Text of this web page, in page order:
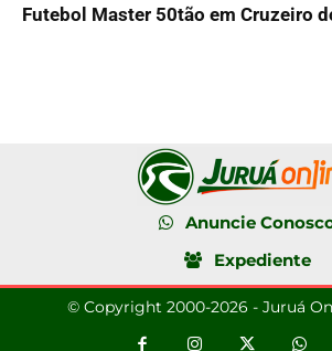
Futebol Master 50tão em Cruzeiro
Anuncie
Expediente
© Copyright 2000-2026 - Juruá